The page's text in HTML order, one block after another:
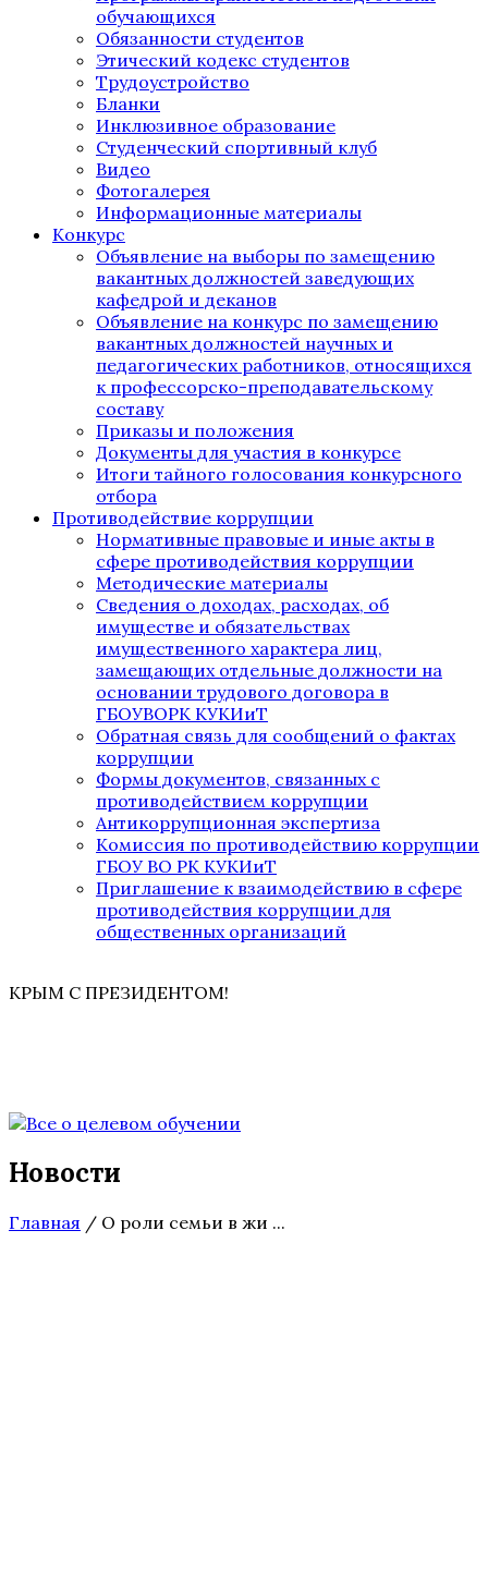
обучающихся
Обязанности студентов
Этический кодекс студентов
Трудоустройство
Бланки
Инклюзивное образование
Студенческий спортивный клуб
Видео
Фотогалерея
Информационные материалы
Конкурс
Объявление на выборы по замещению
вакантных должностей заведующих
кафедрой и деканов
Объявление на конкурс по замещению
вакантных должностей научных и
педагогических работников, относящихся
к профессорско-преподавательскому
составу
Приказы и положения
Документы для участия в конкурсе
Итоги тайного голосования конкурсного
отбора
Противодействие коррупции
Нормативные правовые и иные акты в
сфере противодействия коррупции
Методические материалы
Сведения о доходах, расходах, об
имуществе и обязательствах
имущественного характера лиц,
замещающих отдельные должности на
основании трудового договора в
ГБОУВОРК КУКИиТ
Обратная связь для сообщений о фактах
коррупции
Формы документов, связанных с
противодействием коррупции
Антикоррупционная экспертиза
Комиссия по противодействию коррупции
ГБОУ ВО РК КУКИиТ
Приглашение к взаимодействию в сфере
противодействия коррупции для
общественных организаций
КРЫМ С ПРЕЗИДЕНТОМ!
Новости
Главная / О роли семьи в жи ...